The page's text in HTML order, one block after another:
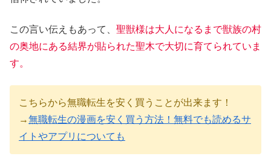
この言い伝えもあって、 聖獣様は大人になるまで獣族の村
の奥地にある結界が貼られた聖木で大切に育てられていま
す。
こちらから無職転生を安く買うことが出来ます！
→無職転生の漫画を安く買う方法！無料でも読めるサ
イトやアプリについても